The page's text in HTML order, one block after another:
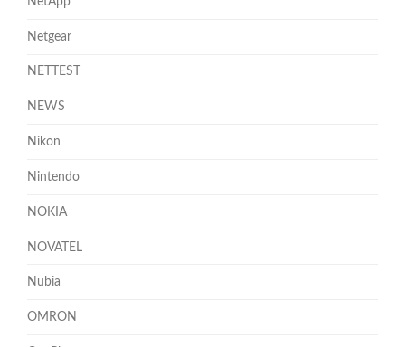
Netgear
NETTEST
NEWS
Nikon
Nintendo
NOKIA
NOVATEL
Nubia
OMRON